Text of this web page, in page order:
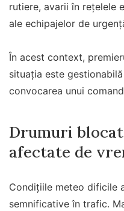
rutiere, avarii în rețelele
ale echipajelor de
În acest context,
situația este
convocarea unui
Drumuri
afectate de
Condițiile meteo dificile
semnificative în trafic.